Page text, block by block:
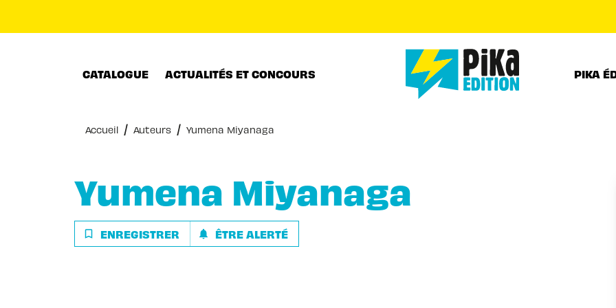
CATALOGUE ACTUALITÉS ET CONCOURS PIKA
Accueil / Auteurs / Yumena Miyanaga
Yumena Miyanaga
bookmark_border ENREGISTRER notifications ÊTRE ALERTÉ